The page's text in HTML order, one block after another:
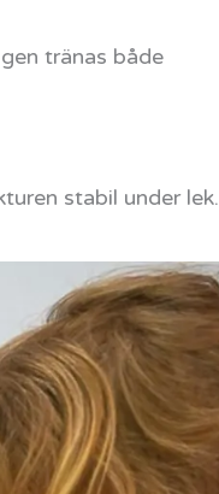
tränas både
stabil under lek.